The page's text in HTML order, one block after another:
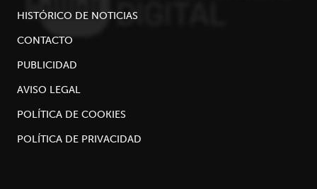
HISTÓRICO DE NOTICIAS
CONTACTO
PUBLICIDAD
AVISO LEGAL
POLÍTICA DE COOKIES
POLÍTICA DE PRIVACIDAD